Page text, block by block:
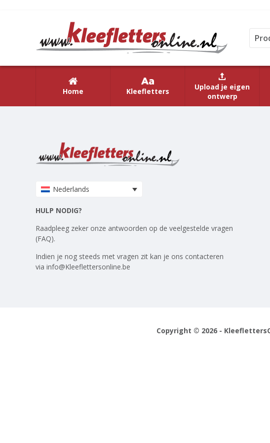
Home Kleefletters
Upload je eigen
ontwerp
Nederlands
HULP NODIG?
Raadpleeg zeker onze antwoorden op de veelgestelde vragen
(FAQ).
Indien je nog steeds met vragen zit kan je ons contacteren
via info@Kleeflettersonline.be
Copyright © 2026 -